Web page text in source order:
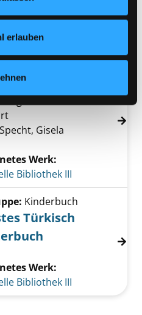
Sie in unserer
erlauben
Specht, Gisela
Werk:
Bibliothek III
Kinderbuch
Türkisch
Werk:
Bibliothek III